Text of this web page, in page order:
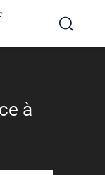
à